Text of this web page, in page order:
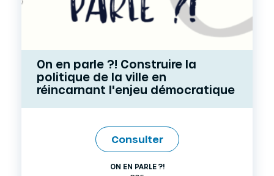
On en parle ?! Construire la
politique de la ville en
réincarnant l'enjeu démocratique
Consulter
ON EN PARLE ?!